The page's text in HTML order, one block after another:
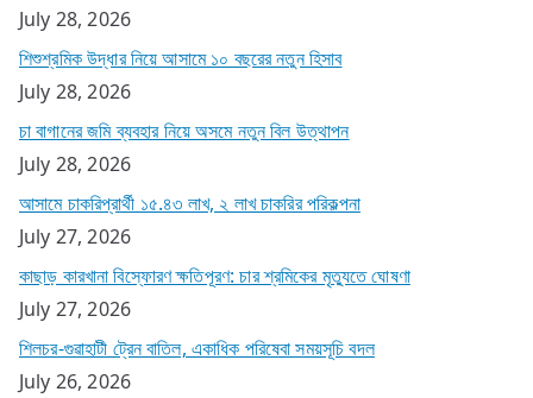
July 28, 2026
শিশুশ্রমিক উদ্ধার নিয়ে আসামে ১০ বছরের নতুন হিসাব
July 28, 2026
চা বাগানের জমি ব্যবহার নিয়ে অসমে নতুন বিল উত্থাপন
July 28, 2026
আসামে চাকরিপ্রার্থী ১৫.৪৩ লাখ, ২ লাখ চাকরির পরিকল্পনা
July 27, 2026
কাছাড় কারখানা বিস্ফোরণ ক্ষতিপূরণ: চার শ্রমিকের মৃত্যুতে ঘোষণা
July 27, 2026
শিলচর-গুৱাহাটী ট্রেন বাতিল, একাধিক পরিষেবা সময়সূচি বদল
July 26, 2026